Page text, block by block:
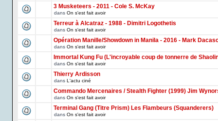
3 Musketeers - 2011 - Cole S. McKay
dans On s'est fait avoir
Terreur à Alcatraz - 1988 - Dimitri Logothetis
dans On s'est fait avoir
Opération Manille/Showdown in Manila - 2016 - Mark
dans On s'est fait avoir
Immortal Kung Fu (L'incroyable coup de tonnerre de
dans On s'est fait avoir
Thierry Ardisson
dans L'actu ciné
Commando Mercenaires / Stealth Fighter (1999) Jim
dans On s'est fait avoir
Terminal Gang (Titre Prism) Les Flambeurs (Squanderers)
dans On s'est fait avoir